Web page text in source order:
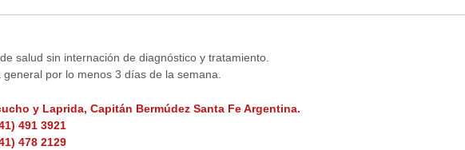
salud sin internación de diagnóstico y tratamiento.
por lo menos 3 días de la semana.
y Laprida, Capitán Bermúdez Santa Fe Argentina.
491 3921
478 2129